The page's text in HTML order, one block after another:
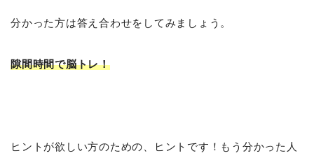
分かった方は答え合わせをしてみましょう。
隙間時間で脳トレ！
ヒントが欲しい方のための、ヒントです！もう分かった人